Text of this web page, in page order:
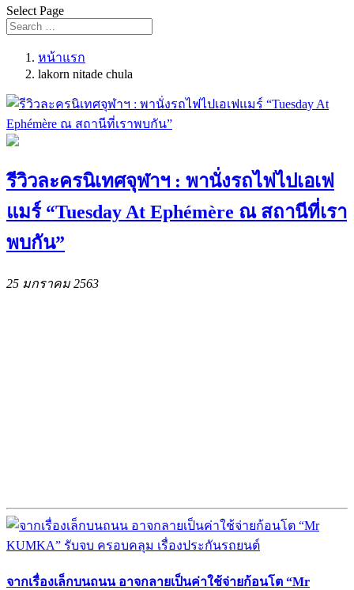
Select Page
หน้าแรก
lakorn nitade chula
รีวิวละครนิเทศจุฬาฯ : พานั่งรถไฟไปเอเฟ
แมร์ “Tuesday At Ephémère ณ สถานีที่เรา
พบกัน”
25 มกราคม 2563
จากเรื่องเล็กบนถนน อาจกลายเป็นค่าใช้จ่ายก้อนโต “Mr